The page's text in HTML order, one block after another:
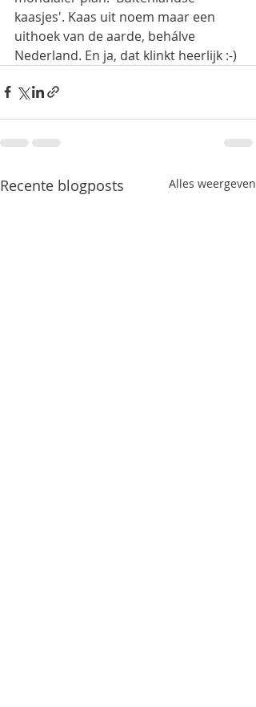
kaasjes'. Kaas uit noem maar een
uithoek van de aarde, behálve
Nederland. En ja, dat klinkt heerlijk :-)
Recente blogposts Alles weergeven